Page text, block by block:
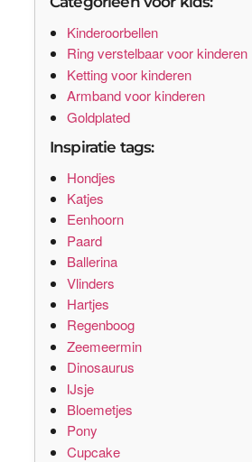
Kinderoorbellen
Ring verstelbaar voor kinderen
Ketting voor kinderen
Armband voor kinderen
Goldplated
Inspiratie tags:
Hondjes
Katjes
Eenhoorn
Paard
Ballerina
Vlinders
Hartjes
Regenboog
Zeemeermin
Dinosaurus
IJsje
Bloemetjes
Pony
Cupcake